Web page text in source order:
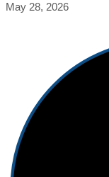
May 28, 2026